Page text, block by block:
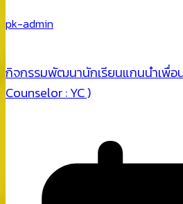
pk-admin
กิจกรรมพัฒนานักเรียนแกนนำเพื่
Counselor : YC )